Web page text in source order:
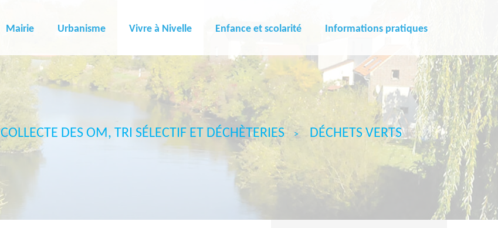
Mairie Urbanisme Vivre à Nivelle Enfance et scolarité Informations pratiques
COLLECTE DES OM, TRI SÉLECTIF ET DÉCHÈTERIES DÉCHETS VERTS